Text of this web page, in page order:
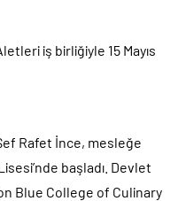
iş birliğiyle 15 Mayıs
Rafet İnce, mesleğe
başladı. Devlet
Blue College of Culinary